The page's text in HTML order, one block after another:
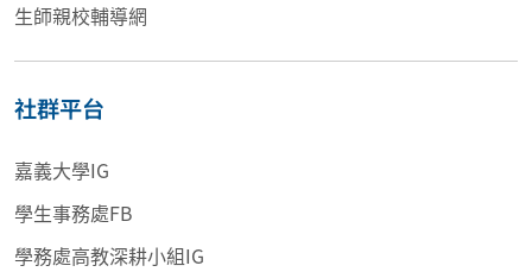
生師親校輔導網
社群平台
嘉義大學IG
學生事務處FB
學務處高教深耕小組IG